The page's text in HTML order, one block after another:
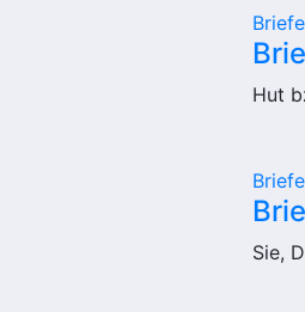
Briefe
Hut
Briefe
Sie,